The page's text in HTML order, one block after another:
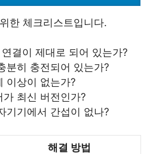
한 체크리스트입니다.
결이 제대로 되어 있는가?
분히 충전되어 있는가?
이상이 없는가?
최신 버전인가?
기기에서 간섭이 없나?
해결 방법